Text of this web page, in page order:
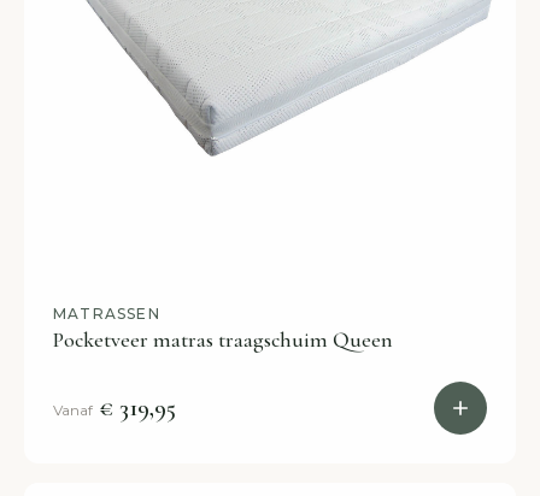
MATRASSEN
Pocketveer matras traagschuim Queen
Vanaf € 319,95